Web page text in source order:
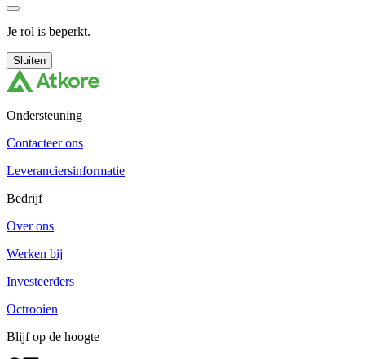
Je rol is beperkt.
Sluiten
Ondersteuning
Contacteer ons
Leveranciersinformatie
Bedrijf
Over ons
Werken bij
Investeerders
Octrooien
Blijf op de hoogte